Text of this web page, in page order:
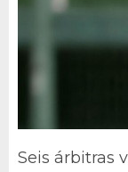
Seis árbitras